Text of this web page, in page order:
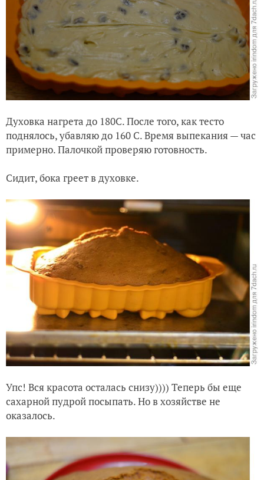
Духовка нагрета до 180С. После того, как тесто
поднялось, убавляю до 160 С. Время выпекания — час
примерно. Палочкой проверяю готовность.
Сидит, бока греет в духовке.
Упс! Вся красота осталась снизу)))) Теперь бы еще
сахарной пудрой посыпать. Но в хозяйстве не
оказалось.